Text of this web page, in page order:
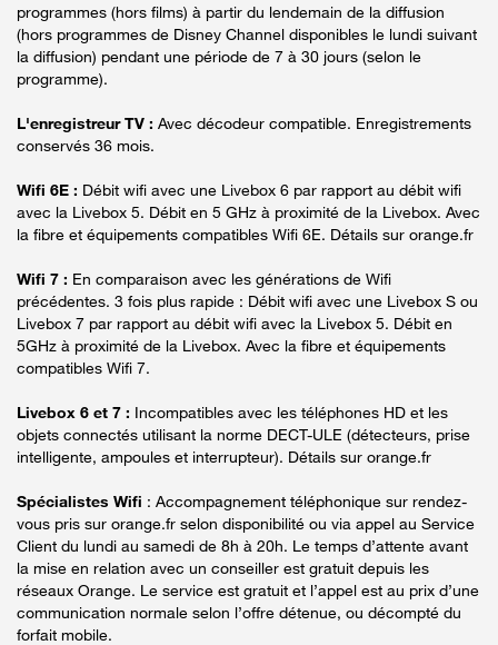
programmes (hors films) à partir du lendemain de la diffusion
(hors programmes de Disney Channel disponibles le lundi suivant
la diffusion) pendant une période de 7 à 30 jours (selon le
programme).
L'enregistreur TV : Avec décodeur compatible. Enregistrements
conservés 36 mois.
Wifi 6E : Débit wifi avec une Livebox 6 par rapport au débit wifi
avec la Livebox 5. Débit en 5 GHz à proximité de la Livebox. Avec
la fibre et équipements compatibles Wifi 6E. Détails sur orange.fr
Wifi 7 : En comparaison avec les générations de Wifi
précédentes. 3 fois plus rapide : Débit wifi avec une Livebox S ou
Livebox 7 par rapport au débit wifi avec la Livebox 5. Débit en
5GHz à proximité de la Livebox. Avec la fibre et équipements
compatibles Wifi 7.
Livebox 6 et 7 : Incompatibles avec les téléphones HD et les
objets connectés utilisant la norme DECT-ULE (détecteurs, prise
intelligente, ampoules et interrupteur). Détails sur orange.fr
Spécialistes Wifi : Accompagnement téléphonique sur rendez-
vous pris sur orange.fr selon disponibilité ou via appel au Service
Client du lundi au samedi de 8h à 20h. Le temps d’attente avant
la mise en relation avec un conseiller est gratuit depuis les
réseaux Orange. Le service est gratuit et l’appel est au prix d’une
communication normale selon l’offre détenue, ou décompté du
forfait mobile.